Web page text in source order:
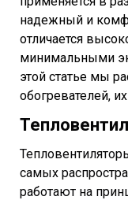
надежный и
отличается
минимальными
этой статье мы
обогревателей,
самых
работают на